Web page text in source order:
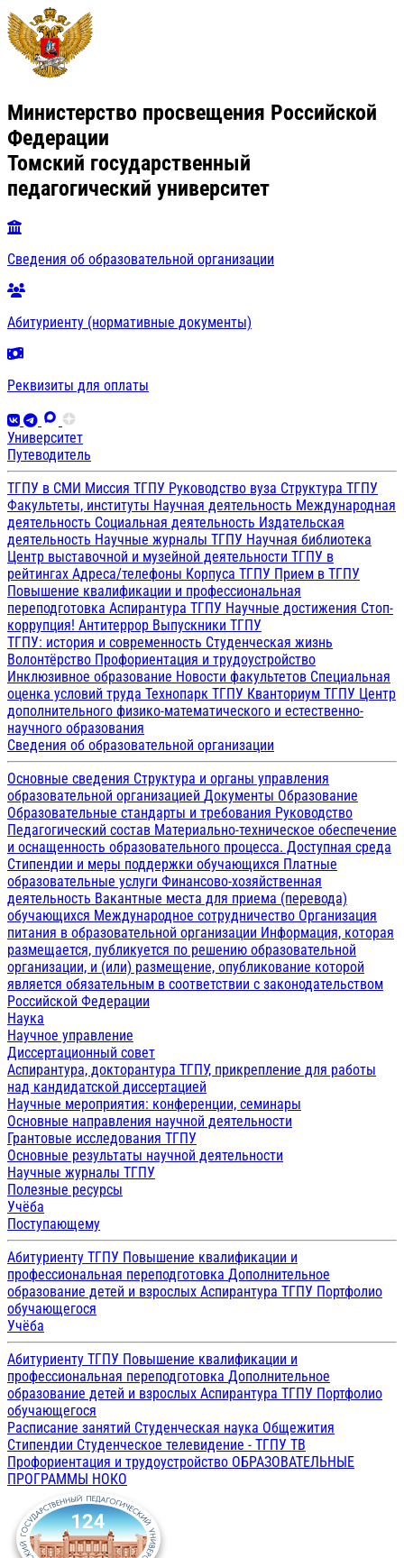
Министерство просвещения Российской
Федерации
Томский государственный
педагогический университет
Сведения об образовательной организации
Абитуриенту (нормативные документы)
Реквизиты для оплаты
Университет
Путеводитель
ТГПУ в СМИ Миссия ТГПУ Руководство вуза Структура ТГПУ
Факультеты, институты Научная деятельность Международная
деятельность Социальная деятельность Издательская
деятельность Научные журналы ТГПУ Научная библиотека
Центр выставочной и музейной деятельности ТГПУ в
рейтингах Адреса/телефоны Корпуса ТГПУ Прием в ТГПУ
Повышение квалификации и профессиональная
переподготовка Аспирантура ТГПУ Научные достижения Стоп-
коррупция! Антитеррор Выпускники ТГПУ
ТГПУ: история и современность Студенческая жизнь
Волонтёрство Профориентация и трудоустройство
Инклюзивное образование Новости факультетов Специальная
оценка условий труда Технопарк ТГПУ Кванториум ТГПУ Центр
дополнительного физико-математического и естественно-
научного образования
Сведения об образовательной организации
Основные сведения Структура и органы управления
образовательной организацией Документы Образование
Образовательные стандарты и требования Руководство
Педагогический состав Материально-техническое обеспечение
и оснащенность образовательного процесса. Доступная среда
Стипендии и меры поддержки обучающихся Платные
образовательные услуги Финансово-хозяйственная
деятельность Вакантные места для приема (перевода)
обучающихся Международное сотрудничество Организация
питания в образовательной организации Информация, которая
размещается, публикуется по решению образовательной
организации, и (или) размещение, опубликование которой
является обязательным в соответствии с законодательством
Российской Федерации
Наука
Научное управление
Диссертационный совет
Аспирантура, докторантура ТГПУ, прикрепление для работы
над кандидатской диссертацией
Научные мероприятия: конференции, семинары
Основные направления научной деятельности
Грантовые исследования ТГПУ
Основные результаты научной деятельности
Научные журналы ТГПУ
Полезные ресурсы
Учёба
Поступающему
Абитуриенту ТГПУ Повышение квалификации и
профессиональная переподготовка Дополнительное
образование детей и взрослых Аспирантура ТГПУ Портфолио
обучающегося
Учёба
Абитуриенту ТГПУ Повышение квалификации и
профессиональная переподготовка Дополнительное
образование детей и взрослых Аспирантура ТГПУ Портфолио
обучающегося
Расписание занятий Студенческая наука Общежития
Стипендии Студенческое телевидение - ТГПУ ТВ
Профориентация и трудоустройство ОБРАЗОВАТЕЛЬНЫЕ
ПРОГРАММЫ НОКО